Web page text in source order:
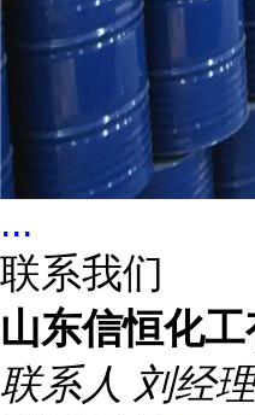
...
联系我们
山东信恒化工
联系人 刘经理